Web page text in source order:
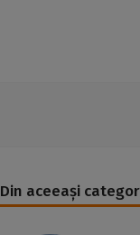
Din aceeași